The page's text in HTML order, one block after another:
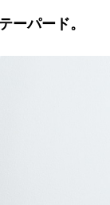
ーパード。